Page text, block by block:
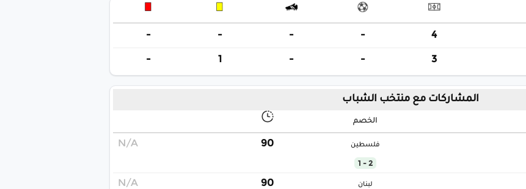
4
-
-
-
-
3
-
-
1
-
المشاركات مع منتخب الشباب
الخصم
فلسطين
2 - 1
90
N/A
لبنان 90
N/A